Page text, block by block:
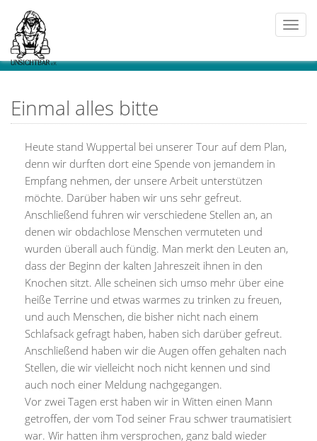
Einmal alles bitte
Heute stand Wuppertal bei unserer Tour auf dem Plan,
denn wir durften dort eine Spende von jemandem in
Empfang nehmen, der unsere Arbeit unterstützen
möchte. Darüber haben wir uns sehr gefreut.
Anschließend fuhren wir verschiedene Stellen an, an
denen wir obdachlose Menschen vermuteten und
wurden überall auch fündig. Man merkt den Leuten an,
dass der Beginn der kalten Jahreszeit ihnen in den
Knochen sitzt. Alle scheinen sich umso mehr über eine
heiße Terrine und etwas warmes zu trinken zu freuen,
und auch Menschen, die bisher nicht nach einem
Schlafsack gefragt haben, haben sich darüber gefreut.
Anschließend haben wir die Augen offen gehalten nach
Stellen, die wir vielleicht noch nicht kennen und sind
auch noch einer Meldung nachgegangen.
Vor zwei Tagen erst haben wir in Witten einen Mann
getroffen, der vom Tod seiner Frau schwer traumatisiert
war. Wir hatten ihm versprochen, ganz bald wieder